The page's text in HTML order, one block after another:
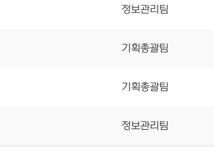
정보관리팀
기획총괄팀
기획총괄팀
정보관리팀